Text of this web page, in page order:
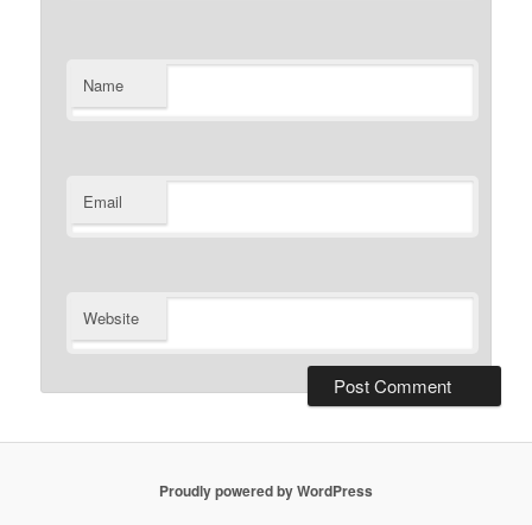
Name
Email
Website
Proudly powered by WordPress